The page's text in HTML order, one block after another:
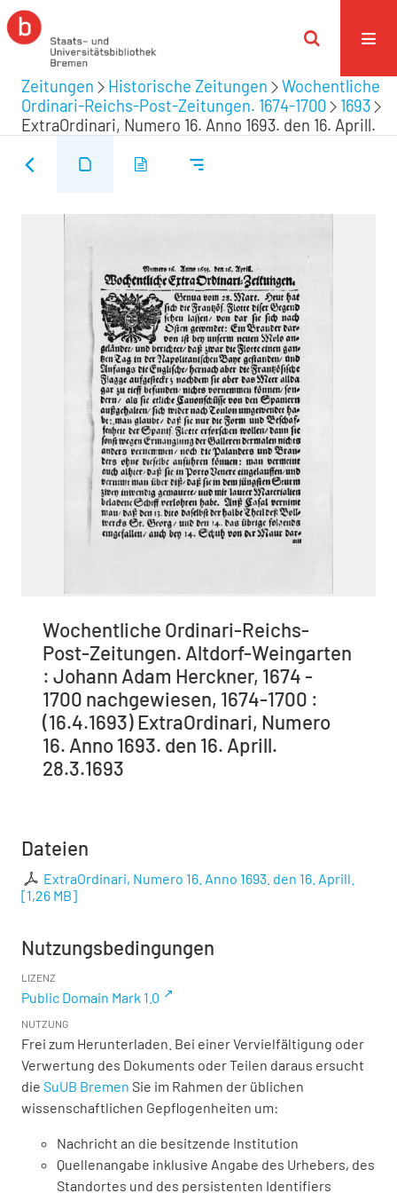
Zeitungen Historische Zeitungen
Wochentliche
Ordinari-Reichs-Post-Zeitungen. 1674-1700
1693
ExtraOrdinari, Numero 16. Anno 1693. den 16. Aprill.
Wochentliche Ordinari-Reichs-
Post-Zeitungen. Altdorf-Weingarten
: Johann Adam Herckner, 1674 -
1700 nachgewiesen, 1674-1700 :
(16.4.1693) ExtraOrdinari, Numero
16. Anno 1693. den 16. Aprill.
28.3.1693
Dateien
ExtraOrdinari, Numero 16. Anno 1693. den 16. Aprill.
[1,26 MB]
Nutzungsbedingungen
LIZENZ
Public Domain Mark 1.0
NUTZUNG
Frei zum Herunterladen. Bei einer Vervielfältigung oder
Verwertung des Dokuments oder Teilen daraus ersucht
die SuUB Bremen Sie im Rahmen der üblichen
wissenschaftlichen Gepflogenheiten um:
Nachricht an die besitzende Institution
Quellenangabe inklusive Angabe des Urhebers, des
Standortes und des persistenten Identifiers